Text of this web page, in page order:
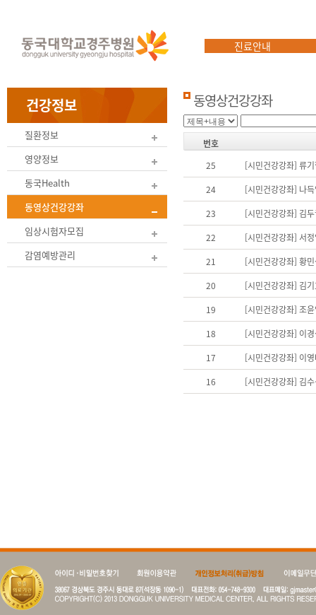
진료안내
건강정보
질환정보
영양정보
동국Health
동영상건강강좌
임상시험자모집
감염예방관리
동영상건강강좌
번호
25
[시민건강강좌] 류
24
[시민건강강좌] 나
23
[시민건강강좌] 김
22
[시민건강강좌] 서
21
[시민건강강좌] 황
20
[시민건강강좌] 김
19
[시민건강강좌] 조
18
[시민건강강좌] 이
17
[시민건강강좌] 이
16
[시민건강강좌] 김